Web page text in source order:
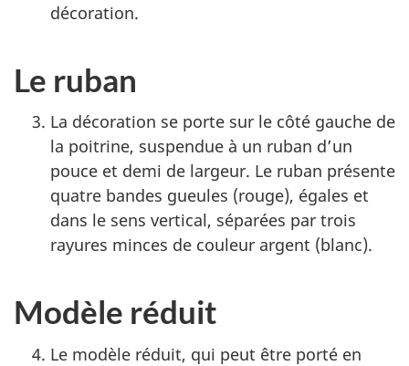
décoration.
Le ruban
La décoration se porte sur le côté gauche de
la poitrine, suspendue à un ruban d’un
pouce et demi de largeur. Le ruban présente
quatre bandes gueules (rouge), égales et
dans le sens vertical, séparées par trois
rayures minces de couleur argent (blanc).
Modèle réduit
Le modèle réduit, qui peut être porté en